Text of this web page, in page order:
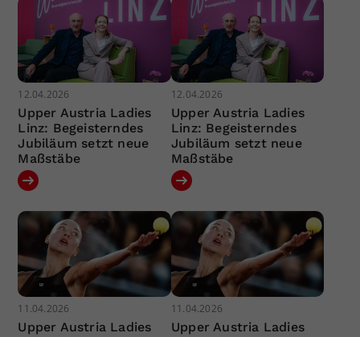
12.04.2026
Upper Austria Ladies
Linz: Begeisterndes
Jubiläum setzt neue
Maßstäbe
12.04.2026
Upper Austria Ladies
Linz: Begeisterndes
Jubiläum setzt neue
Maßstäbe
11.04.2026
Upper Austria Ladies
11.04.2026
Upper Austria Ladies